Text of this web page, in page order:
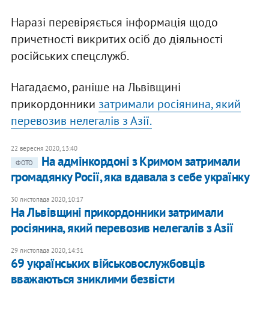
Наразі перевіряється інформація щодо
причетності викритих осіб до діяльності
російських спецслужб.
Нагадаємо, раніше на Львівщині
прикордонники затримали росіянина, який
перевозив нелегалів з Азії.
22 вересня 2020, 13:40
ФОТО
На адмінкордоні з Кримом затримали
громадянку Росії, яка вдавала з себе українку
30 листопада 2020, 10:17
​На Львівщині прикордонники затримали
росіянина, який перевозив нелегалів з Азії
29 листопада 2020, 14:31
69 українських військовослужбовців
вважаються зниклими безвісти